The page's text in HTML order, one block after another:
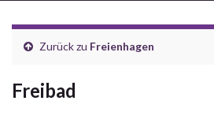
Zurück zu Freienhagen
Freibad